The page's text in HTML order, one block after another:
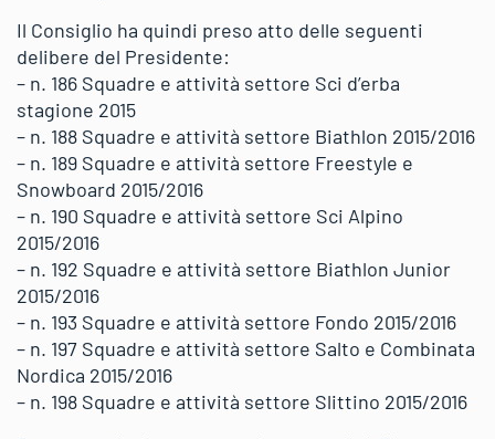
Il Consiglio ha quindi preso atto delle seguenti
delibere del Presidente:
– n. 186 Squadre e attività settore Sci d’erba
stagione 2015
– n. 188 Squadre e attività settore Biathlon 2015/2016
– n. 189 Squadre e attività settore Freestyle e
Snowboard 2015/2016
– n. 190 Squadre e attività settore Sci Alpino
2015/2016
– n. 192 Squadre e attività settore Biathlon Junior
2015/2016
– n. 193 Squadre e attività settore Fondo 2015/2016
– n. 197 Squadre e attività settore Salto e Combinata
Nordica 2015/2016
– n. 198 Squadre e attività settore Slittino 2015/2016